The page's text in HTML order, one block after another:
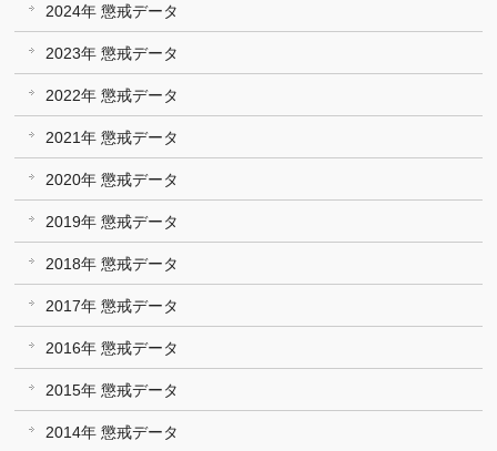
2024年 懲戒データ
2023年 懲戒データ
2022年 懲戒データ
2021年 懲戒データ
2020年 懲戒データ
2019年 懲戒データ
2018年 懲戒データ
2017年 懲戒データ
2016年 懲戒データ
2015年 懲戒データ
2014年 懲戒データ